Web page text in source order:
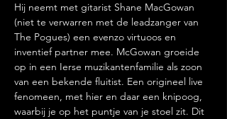
Hij neemt met gitarist Shane MacGowan
(niet te verwarren met de leadzanger van
The Pogues) een evenzo virtuoos en
inventief partner mee. McGowan groeide
op in een Ierse muzikantenfamilie als zoon
van een bekende fluitist. Een origineel live
fenomeen, met hier en daar een knipoog,
waarbij je op het puntje van je stoel zit. Dit